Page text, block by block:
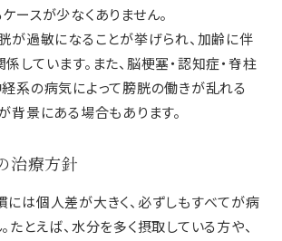
ースが少なくありません。
が過敏になることが挙げられ、加齢に伴
しています。また、脳梗塞・認知症・脊柱
系の病気によって膀胱の働きが乱れる
背景にある場合もあります。
治療方針
は個人差が大きく、必ずしもすべてが病
たとえば、水分を多く摂取している方や、